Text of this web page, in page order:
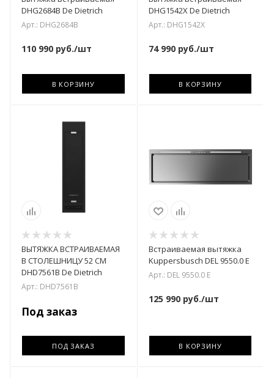
DHG2684B De Dietrich
Арт.: DHG2684B
110 990 руб./шт
В КОРЗИНУ
DHG1542X De Dietrich
Арт.: DHG1542X
74 990руб./шт
В КОРЗИНУ
ВЫТЯЖКА ВСТРАИВАЕМАЯ
В СТОЛЕШНИЦУ 52 CM
DHD7561B De Dietrich
Арт.: DHD7561B
Под заказ
ПОД ЗАКАЗ
Встраиваемая вытяжка
Kuppersbusch DEL 9550.0 E
Арт.: DEL 9550.0 E
125 990руб./шт
В КОРЗИНУ